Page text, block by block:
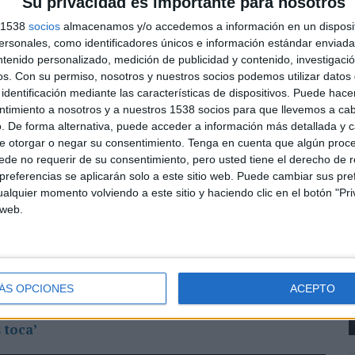
socios almacenamos y/o accedemos a información en un
como identificadores únicos e información estándar
personalizado, medición de publicidad y contenido,
Con su permiso, nosotros y nuestros socios podemos utilizar datos
mediante las características de dispositivos. Puede
a nosotros y a nuestros 1538 socios para que llevemos a
De forma alternativa, puede acceder a información más detallada y
otorgar o negar su consentimiento. Tenga en cuenta que algún
no requerir de su consentimiento, pero usted tiene el derecho de
se aplicarán solo a este sitio web. Puede cambiar sus
momento volviendo a este sitio y haciendo clic en el botón
OPCIONES ACEPTO
este modo, aunque en el cartel aparezcan 5 de los
de ellos tocará en cada una de las ciudades a
solo hay que adquirir un boleto de La
la red comercial de Loterías, en laweb de
en la web del Joker Festivalindicando al
sabrás si has sido premiado con una entrada doble
del año. Para acceder al concierto deberás
de La Primitiva con Joker.
cada cinco grupos toca
exterior, radio (Spotify y convencional) y
de Madrid, Barcelona, A Coruña, Murcia y